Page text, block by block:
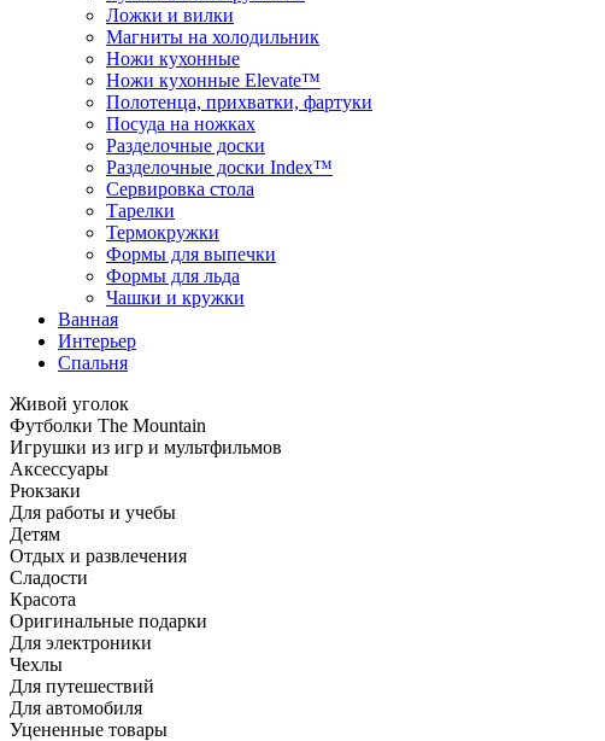
Ложки и вилки
Магниты на холодильник
Ножи кухонные
Ножи кухонные Elevate™
Полотенца, прихватки, фартуки
Посуда на ножках
Разделочные доски
Разделочные доски Index™
Сервировка стола
Тарелки
Термокружки
Формы для выпечки
Формы для льда
Чашки и кружки
Ванная
Интерьер
Спальня
Живой уголок
Футболки The Mountain
Игрушки из игр и мультфильмов
Аксессуары
Рюкзаки
Для работы и учебы
Детям
Отдых и развлечения
Сладости
Красота
Оригинальные подарки
Для электроники
Чехлы
Для путешествий
Для автомобиля
Уцененные товары